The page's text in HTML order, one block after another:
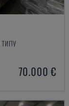
70.000 €